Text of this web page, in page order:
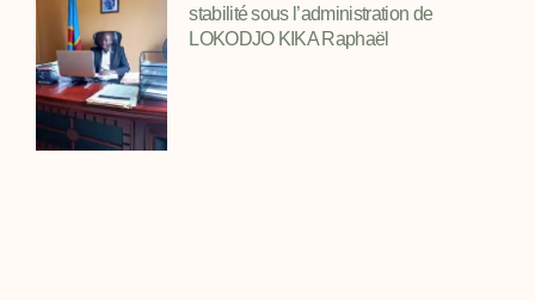
stabilité sous l’administration de
LOKODJO KIKA Raphaël